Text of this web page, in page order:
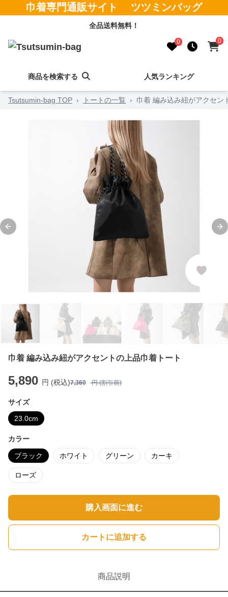
巾着専門通販サイト ツツミンバッグ
全品送料無料！
0 0
商品を検索する 人気ランキング
Tsutsumin-bag TOP › トートの一覧 › 巾着 編み込み紐がアクセン
Previous slide
巾着 編み込み紐がアクセントの上品巾着トート
5,890 円 (税込)7,360 円 (割引前)
サイズ
23.0cm
カラー
ブラック ホワイト グリーン カーキ
ローズ
購入画面に進む
カートに追加する
商品説明